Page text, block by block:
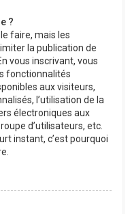
?
faire, mais les
la publication de
vous inscrivant, vous
fonctionnalités
aux visiteurs,
l’utilisation de la
électroniques aux
d’utilisateurs, etc.
instant, c’est pourquoi